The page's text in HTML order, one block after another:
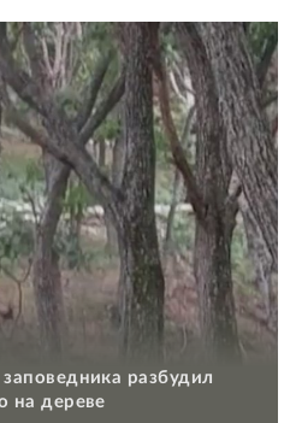
разбудил
на дереве